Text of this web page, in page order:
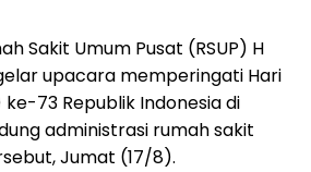
Sakit Umum Pusat (RSUP) H
upacara memperingati Hari
ke-73 Republik Indonesia di
administrasi rumah sakit
Jumat (17/8).